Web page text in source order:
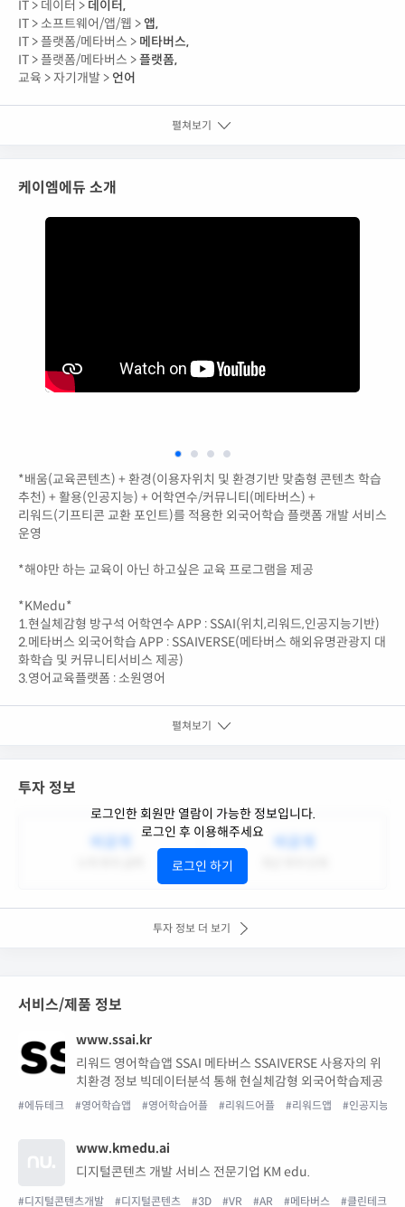
IT > 데이터 > 데이터,
IT > 소프트웨어/앱/웹 > 앱,
IT >플랫폼/메타버스 > 메타버스,
IT >플랫폼/메타버스 >플랫폼,
교육 >자기개발 > 언어
펼쳐보기
케이엠에듀 소개
*배움(교육콘텐츠) + 환경(이용자위치 및 환경기반 맞춤형 콘텐츠 학습
추천) + 활용(인공지능) + 어학연수/커뮤니티(메타버스) +
리워드(기프티콘 교환 포인트)를 적용한 외국어학습 플랫폼 개발 서비스
운영
*해야만 하는 교육이 아닌 하고싶은 교육 프로그램을 제공
*KMedu*
1.현실체감형 방구석 어학연수 APP : SSAI(위치,리워드,인공지능기반)
2.메타버스 외국어학습 APP : SSAIVERSE(메타버스 해외유명관광지 대
화학습 및 커뮤니티서비스 제공)
3.영어교육플랫폼 : 소원영어
펼쳐보기
투자 정보
로그인한 회원만 열람이 가능한 정보입니다.
로그인 후 이용해주세요
로그인 하기
투자 정보 더 보기
서비스/제품 정보
www.ssai.kr
리워드 영어학습앱 SSAI 메타버스 SSAIVERSE 사용자의 위
치환경 정보 빅데이터분석 통해 현실체감형 외국어학습제공
#에듀테크 #영어학습앱 #영어학습어플 #리워드어플 #리워드앱 #인공지능
www.kmedu.ai
디지털콘텐츠 개발 서비스 전문기업 KM edu.
#디지털콘텐츠개발 #디지털콘텐츠 #3D #VR #AR #메타버스 #클린테크